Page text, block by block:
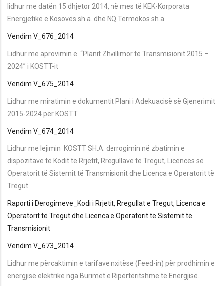
lidhur me datën 15 dhjetor 2014, në mes të KEK-Korporata
Energjetike e Kosovës sh.a. dhe NQ Termokos sh.a
Vendim V_676_2014
Lidhur me aprovimin e “Planit Zhvillimor të Transmisionit 2015 –
2024” i KOSTT-it
Vendim V_675_2014
Lidhur me miratimin e dokumentit Plani i Adekuacisë së Gjenerimit
2015-2024 për KOSTT
Vendim V_674_2014
Lidhur me lejimin KOSTT SH.A. derrogimin në zbatimin e
dispozitave të Kodit të Rrjetit, Rregullave të Tregut, Licencës së
Operatorit të Sistemit të Transmisionit dhe Licenca e Operatorit të
Tregut
Raporti i Derogimeve_Kodi i Rrjetit, Rregullat e Tregut, Licenca e
Operatorit tё Tregut dhe Licenca e Operatorit të Sistemit të
Transmisionit
Vendim V_673_2014
Lidhur me përcaktimin e tarifave nxitëse (Feed-in) për prodhimin e
energjisë elektrike nga Burimet e Ripërtëritshme të Energjisë.